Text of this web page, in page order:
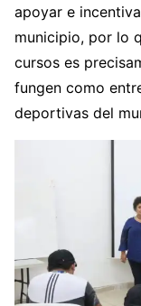
apoyar e
municipio, por lo
cursos es
fungen como
deportivas del